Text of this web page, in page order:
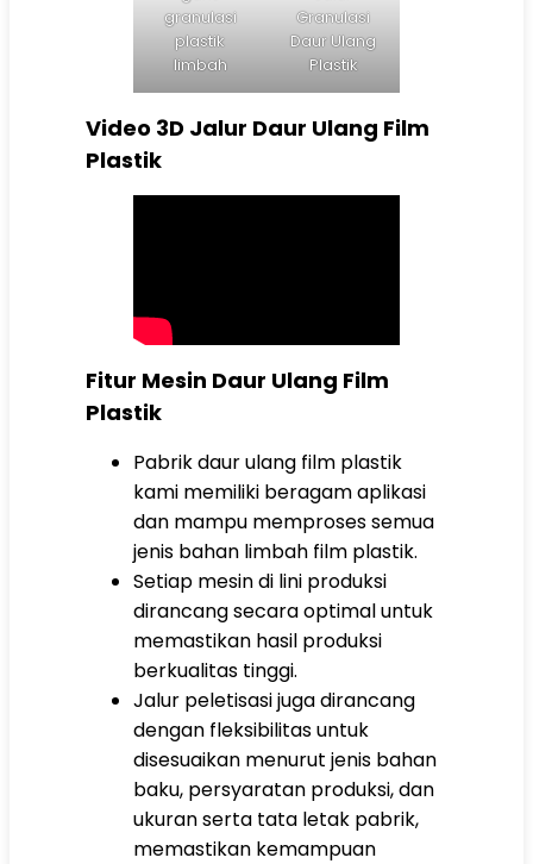
granulasi
plastik
limbah
Granulasi
Daur Ulang
Plastik
Video 3D Jalur Daur Ulang Film
Plastik
Fitur Mesin Daur Ulang Film
Plastik
Pabrik daur ulang film plastik
kami memiliki beragam aplikasi
dan mampu memproses semua
jenis bahan limbah film plastik.
Setiap mesin di lini produksi
dirancang secara optimal untuk
memastikan hasil produksi
berkualitas tinggi.
Jalur peletisasi juga dirancang
dengan fleksibilitas untuk
disesuaikan menurut jenis bahan
baku, persyaratan produksi, dan
ukuran serta tata letak pabrik,
memastikan kemampuan